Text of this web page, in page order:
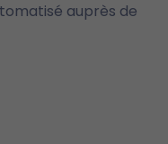
auprès de